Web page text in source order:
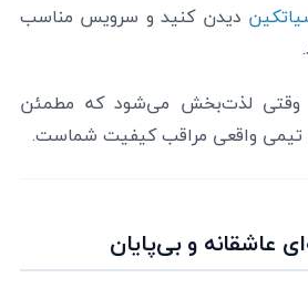
دیدن کنید و سرویس مناسب
وقتی لذت‌بخش می‌شود که مطمئن
تیمی واقعی مراقب کیفیت شماست.
عاشقانه و بی‌پایان